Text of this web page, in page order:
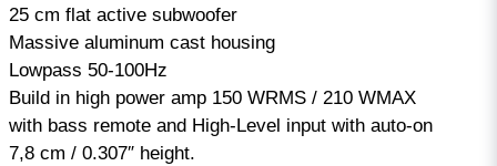
25 cm flat active subwoofer
Massive aluminum cast housing
Lowpass 50-100Hz
Build in high power amp 150 WRMS / 210 WMAX
with bass remote and High-Level input with auto-on
7,8 cm / 0.307″ height.